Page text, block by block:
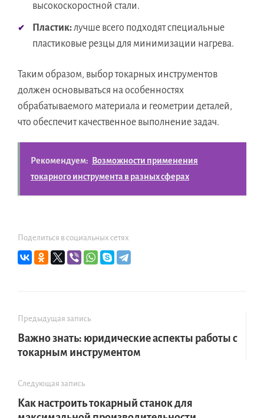
высокоскоростной стали.
Пластик:лучше всего подходят специальные
пластиковые резцы для минимизации нагрева.
Таким образом, выбор токарных инструментов
должен основываться на особенностях
обрабатываемого материала и геометрии деталей,
что обеспечит качественное выполнение задач.
Рекомендуем:
Возможности применения
токарного инструмента в разных сферах
Поделиться в социальных сетях
Предыдущая запись
Важно знать: юридические аспекты работы с
токарным инструментом
Следующая запись
Как настроить токарный станок для